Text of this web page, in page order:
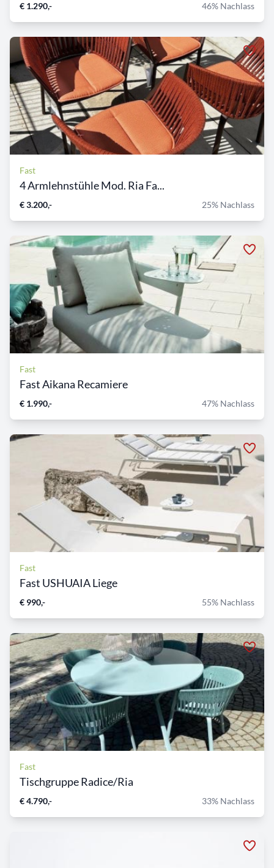
€ 1.290,- 46% Nachlass
Fast
4 Armlehnstühle Mod. Ria Fa...
€ 3.200,- 25% Nachlass
Fast
Fast Aikana Recamiere
€ 1.990,- 47% Nachlass
Fast
Fast USHUAIA Liege
€ 990,- 55% Nachlass
Fast
Tischgruppe Radice/Ria
€ 4.790,- 33% Nachlass